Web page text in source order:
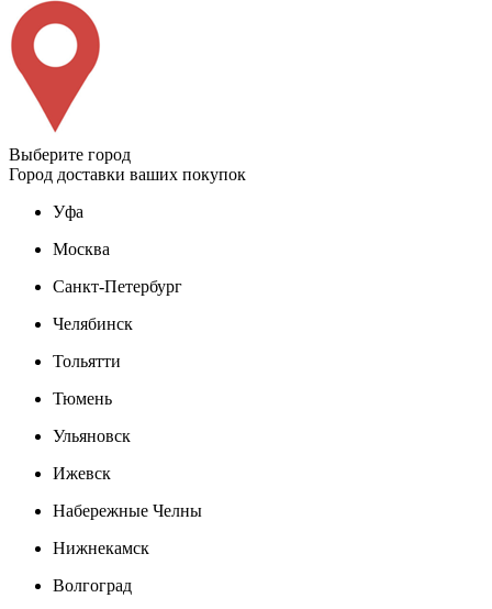
Выберите город
Город доставки ваших покупок
Уфа
Москва
Санкт-Петербург
Челябинск
Тольятти
Тюмень
Ульяновск
Ижевск
Набережные Челны
Нижнекамск
Волгоград